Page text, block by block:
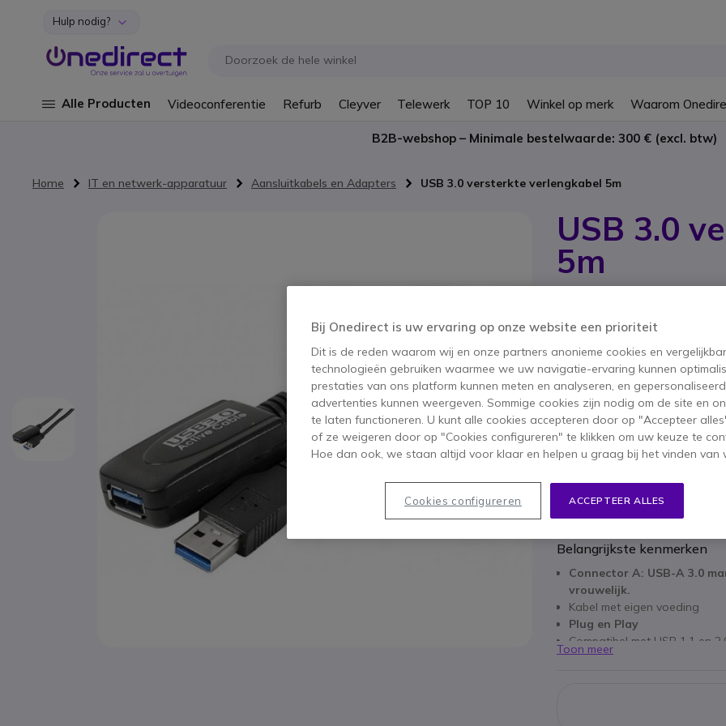
Ga naar de inhoud
Hulp nodig?
Alle Producten Videoconferentie Refurb Cleyver Telewerk TOP 10 Winkel op merk Waarom
B2B-webshop – Minimale bestelwaarde: 300 € (excl. btw)
Home IT en netwerk-apparatuur Aansluitkabels en Adapters USB 3.0 versterkte verlengkabel 5m
USB 3.0
5m
Houd uw USB 3.0
BESPAAR 2,00 €
24,95 € ex. BTW 30,19 €
Aantal
IN
Niet op voorraad
1 jaarFabrieksgarantie
Belangrijkste kenmerken
Connector A: USB-A 3.0
vrouwelijk.
Kabel met eigen voeding
Plug en Play
Compatibel met USB 1.1 en
Overdrachtssnelheden tot 5
Toon meer
Bij Onedirect is uw ervaring op onze website een prioriteit
Dit is de reden waarom wij en onze partners anonieme cookies en
technologieën gebruiken waarmee we uw navigatie-ervaring kunnen
prestaties van ons platform kunnen meten en analyseren, en
advertenties kunnen weergeven. Sommige cookies zijn nodig om de site en
te laten functioneren. U kunt alle cookies accepteren door op "Accepteer
of ze weigeren door op "Cookies configureren" te klikken om uw keuze te
Hoe dan ook, we staan altijd voor klaar en helpen u graag bij het vinden van
ACCEPTEER ALLES
Cookies configureren